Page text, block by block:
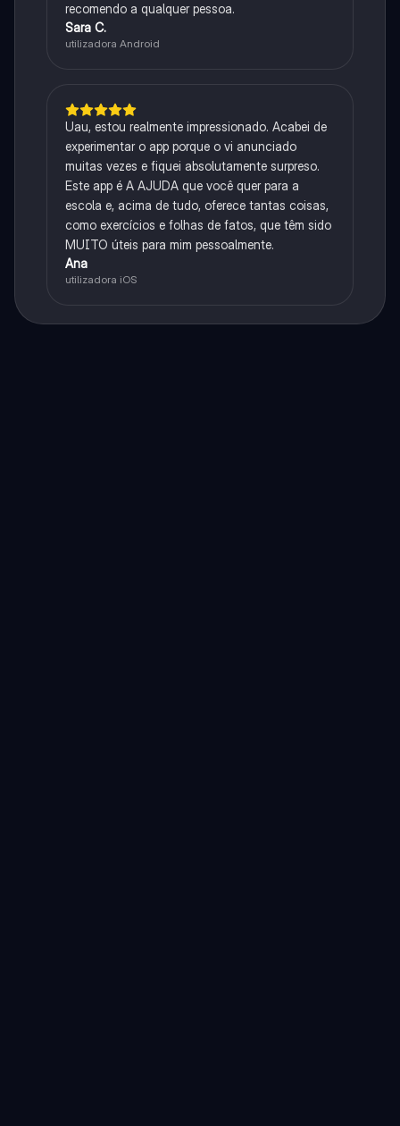
recomendo a qualquer pessoa.
Sara C.
utilizadora Android
Uau, estou realmente impressionado. Acabei de
experimentar o app porque o vi anunciado
muitas vezes e fiquei absolutamente surpreso.
Este app é A AJUDA que você quer para a
escola e, acima de tudo, oferece tantas coisas,
como exercícios e folhas de fatos, que têm sido
MUITO úteis para mim pessoalmente.
Ana
utilizadora iOS